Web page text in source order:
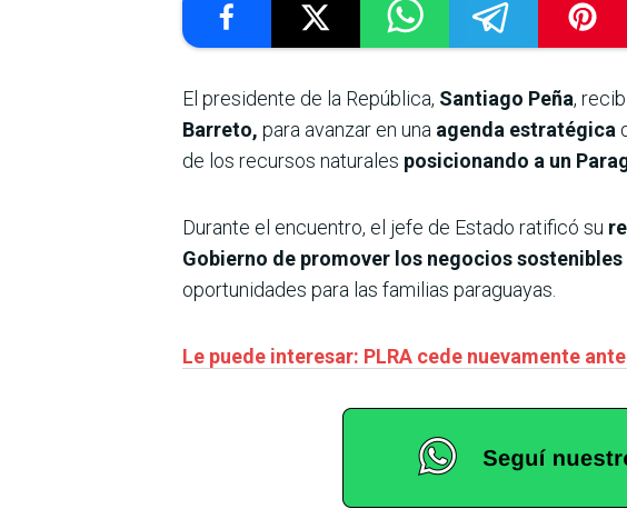
El presidente de la República, Santiago Peña,
Barreto, para avanzar en una agenda estratégica
de los recursos naturales posicionando a un
Durante el encuentro, el jefe de Estado ratificó su
Gobierno de promover los negocios sostenibles
oportunidades para las familias paraguayas.
Le puede interesar: PLRA cede nuevamente